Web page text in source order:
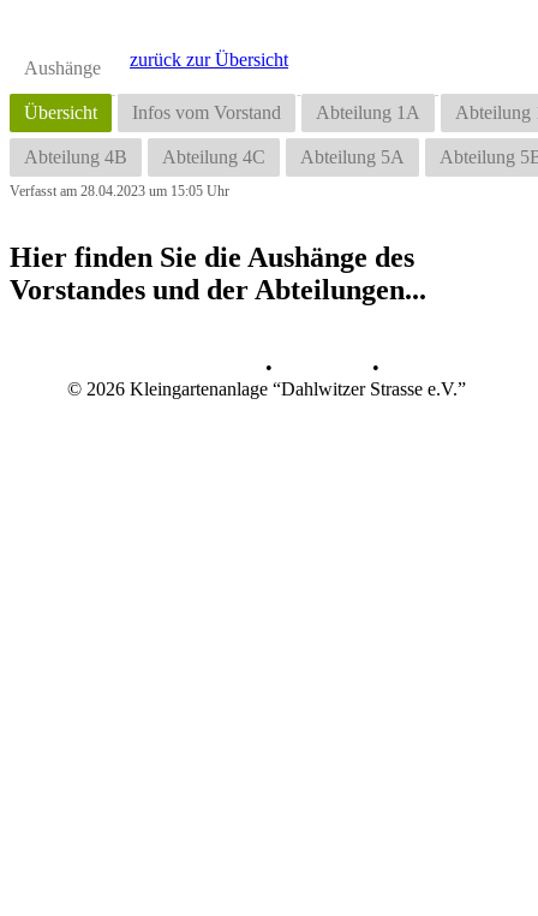
Aushänge
Übersicht Infos vom Vorstand Abteilung 1A Abteilung
Abteilung 4B Abteilung 4C Abteilung 5A Abteilung
zurück zur Übersicht
Verfasst am 28.04.2023 um 15:05 Uhr
Hier finden Sie die Aushänge des
Vorstandes und der Abteilungen...
•
•
© 2026 Kleingartenanlage “Dahlwitzer Strasse e.V.”